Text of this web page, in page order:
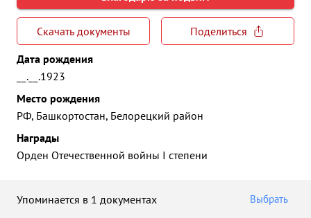
Скачать документы
Поделиться
Дата рождения
__.__.1923
Место рождения
РФ, Башкортостан, Белорецкий район
Награды
Орден Отечественной войны I степени
Упоминается в 1 документах Выбрать